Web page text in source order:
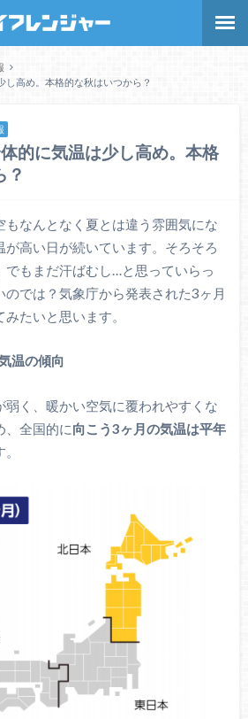
し高め。本格的な秋はいつから？
体的に気温は少し高め。本格
？
もなんとなく夏とは違う雰囲気にな
が高い日が続いています。そろそろ
でもまだ汗ばむし…と思っていらっ
のでは？気象庁から発表された3ヶ月
たいと思います。
温の傾向
弱く、暖かい空気に覆われやすくな
、全国的に向こう3ヶ月の気温は平年